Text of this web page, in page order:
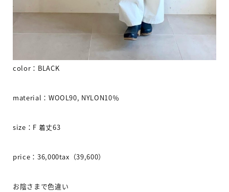
color ： BLACK
material ： WOOL90, NYLON10％
size ： F 着丈63
price ： 36,000tax （39,600）
お陰さまで色違い